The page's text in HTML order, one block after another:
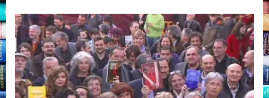
Jordi
a
ritme
de
vals:
6è